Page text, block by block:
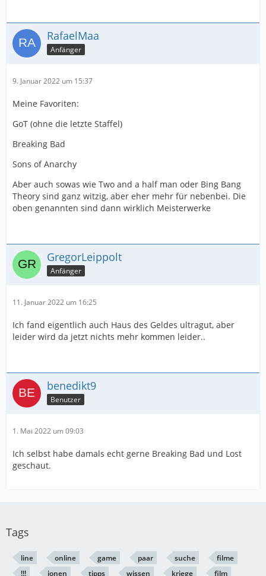
RafaelMaa
Anfänger
9. Januar 2022 um 15:37
Meine Favoriten:
GoT (ohne die letzte Staffel)
Breaking Bad
Sons of Anarchy
Aber auch sowas wie Two and a half man oder Bing Bang
Theory sind ganz witzig, aber eher mehr für nebenbei. Die
oben genannten sind dann wirklich Meisterwerke
GregorLeippolt
Anfänger
11. Januar 2022 um 16:25
Ich fand eigentlich auch Haus des Geldes ultragut, aber
leider wird da jetzt nichts mehr kommen leider..
benedikt9
Benutzer
1. Mai 2022 um 09:03
Ich selbst habe damals echt gerne Breaking Bad und Lost
geschaut.
Tags
line online game paar suche
filme
!!!
ionen tipps wissen kriege film